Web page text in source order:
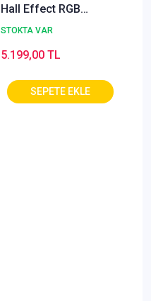
Hall Effect RGB
Kablolu Mekanik
Klavye ? Siyah (GLO-
W-BLK-TR)
STOKTA VAR
5.199,00 TL